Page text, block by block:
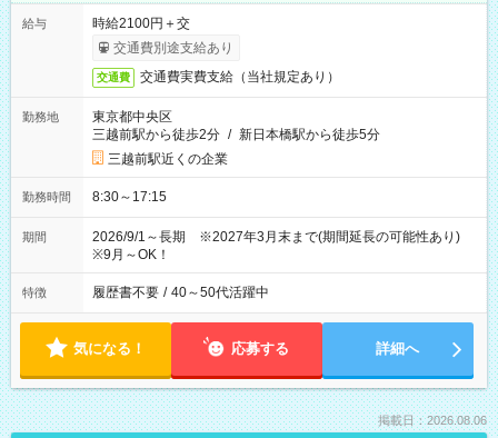
給与
時給2100円＋交
交通費別途支給あり
交通費 交通費実費支給（当社規定あり）
勤務地
東京都中央区
三越前駅から徒歩2分 / 新日本橋駅から徒歩5分
三越前駅近くの企業
勤務時間 8:30～17:15
期間
2026/9/1～長期 ※2027年3月末まで(期間延長の可能性あり)
※9月～OK！
特徴 履歴書不要 / 40～50代活躍中
気になる！ 応募する 詳細へ
掲載日：2026.08.06